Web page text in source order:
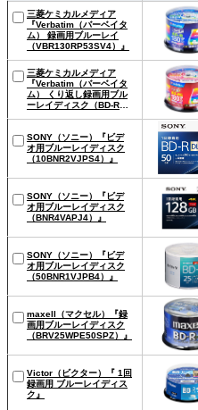
三菱ケミカルメディア
『Verbatim（バーベイタ
ム） 録画用ブルーレイ
（VBR130RP53SV4）』
三菱ケミカルメディア
『Verbatim（バーベイタ
ム） くり返し録画用ブル
ーレイディスク（BD-RE
SONY（ソニー）『ビデ
オ用ブルーレイディスク
（10BNR2VJPS4）』
SONY（ソニー）『ビデ
オ用ブルーレイディスク
（BNR4VAPJ4）』
SONY（ソニー）『ビデ
オ用ブルーレイディスク
（50BNR1VJPB4）』
maxell（マクセル）『録
画用ブルーレイディスク
（BRV25WPE50SPZ）』
Victor（ビクター）『 1回
録画用 ブルーレイディス
ク』